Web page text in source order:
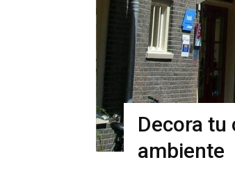
Decora tu
ambiente